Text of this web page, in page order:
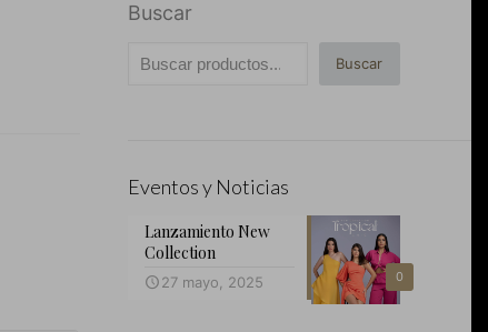
Buscar
Buscar
Eventos y Noticias
0
Lanzamiento New
Collection
27 mayo, 2025